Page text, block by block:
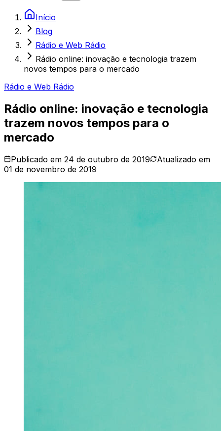
Início
Blog
Rádio e Web Rádio
Rádio online: inovação e tecnologia trazem
novos tempos para o mercado
Rádio e Web Rádio
Rádio online: inovação e tecnologia
trazem novos tempos para o
mercado
Publicado em 24 de outubro de 2019
Atualizado em
01 de novembro de 2019